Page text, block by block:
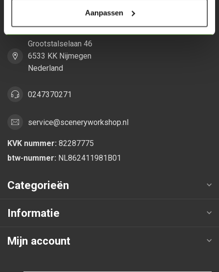
Aanpassen
Scenery Workshop BV
Alles voor je miniature wargaming en scenery
Grootstalselaan 46
6533 KK Nijmegen
Nederland
0247370271
service@sceneryworkshop.nl
KVK nummer: 82287775
btw-nummer: NL862411981B01
Categorieën
Informatie
Mijn account